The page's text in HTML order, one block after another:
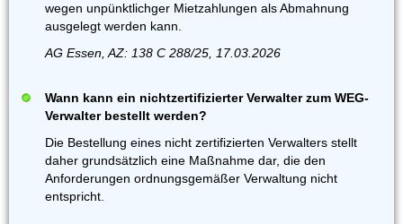
wegen unpünktlichger Mietzahlungen als Abmahnung
ausgelegt werden kann.
AG Essen, AZ: 138 C 288/25, 17.03.2026
Wann kann ein nichtzertifizierter Verwalter zum WEG-
Verwalter bestellt werden?
Die Bestellung eines nicht zertifizierten Verwalters stellt
daher grundsätzlich eine Maßnahme dar, die den
Anforderungen ordnungsgemäßer Verwaltung nicht
entspricht.